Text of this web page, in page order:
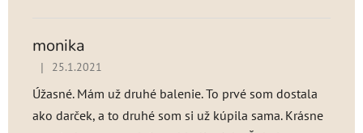
monika
Hodnotenie produktu je 5 z 5 hviezdičiek.
| 25.1.2021
Úžasné. Mám už druhé balenie. To prvé som dostala
ako darček, a to druhé som si už kúpila sama. Krásne